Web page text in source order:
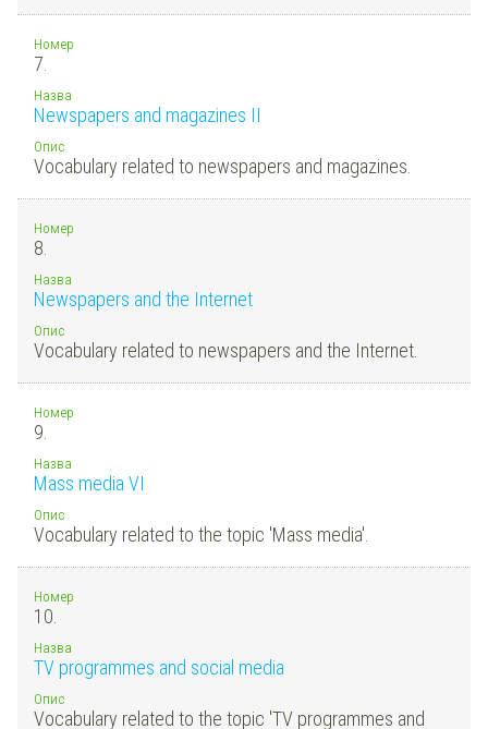
Номер
7.
Назва
Newspapers and magazines II
Опис
Vocabulary related to newspapers and magazines.
Номер
8.
Назва
Newspapers and the Internet
Опис
Vocabulary related to newspapers and the Internet.
Номер
9.
Назва
Mass media VI
Опис
Vocabulary related to the topic 'Mass media'.
Номер
10.
Назва
TV programmes and social media
Опис
Vocabulary related to the topic 'TV programmes and